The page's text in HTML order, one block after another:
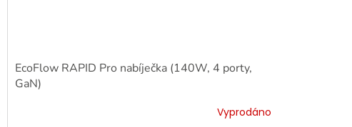
EcoFlow RAPID Pro nabíječka (140W, 4 porty,
GaN)
Vyprodáno